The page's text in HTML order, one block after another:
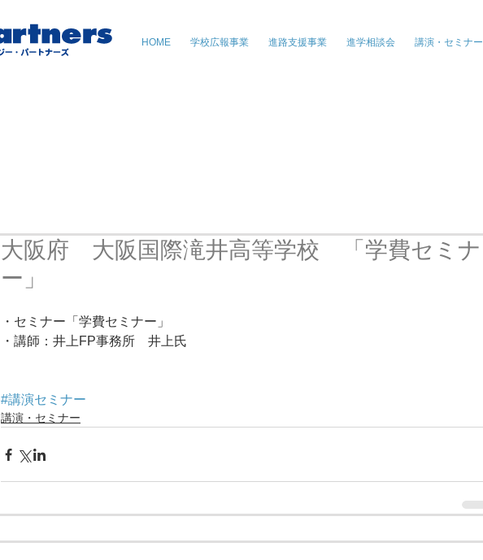
HOME 学校広報事業 進路支援事業 進学相談会 講演・セミナー
大阪府 大阪国際滝井高等学校 「学費セミナ
ー」
・セミナー「学費セミナー」
・講師：井上FP事務所　井上氏
#講演セミナー
講演・セミナー